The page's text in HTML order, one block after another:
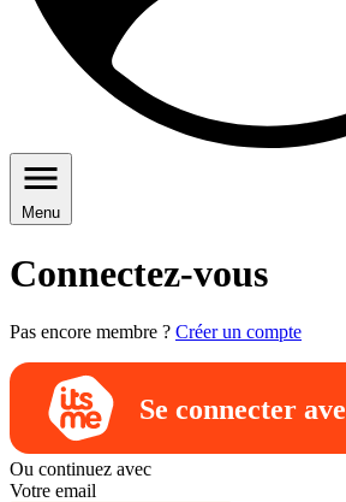
Menu
Connectez-vous
Pas encore membre ? Créer un compte
Se connecter
Ou continuez avec
Votre email